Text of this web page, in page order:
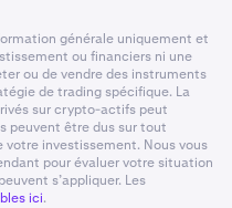
générale uniquement et
ou financiers ni une
ou de vendre des instruments
de trading spécifique. La
sur crypto-actifs peut
peuvent être dus sur tout
investissement. Nous vous
pour évaluer votre situation
s’appliquer. Les
ici.